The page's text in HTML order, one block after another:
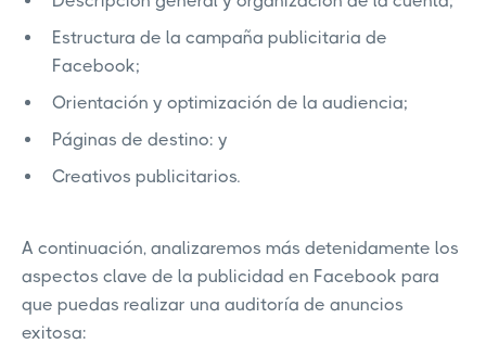
Estructura de la campaña publicitaria de
Facebook;
Orientación y optimización de la audiencia;
Páginas de destino: y
Creativos publicitarios.
A continuación, analizaremos más detenidamente los
aspectos clave de la publicidad en Facebook para
que puedas realizar una auditoría de anuncios
exitosa: